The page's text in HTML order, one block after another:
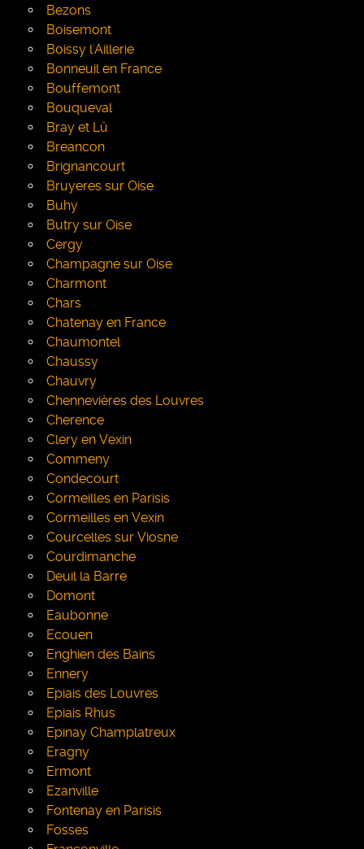
Bezons
Boisemont
Boissy l'Aillerie
Bonneuil en France
Bouffemont
Bouqueval
Bray et Lû
Breancon
Brignancourt
Bruyeres sur Oise
Buhy
Butry sur Oise
Cergy
Champagne sur Oise
Charmont
Chars
Chatenay en France
Chaumontel
Chaussy
Chauvry
Chennevières des Louvres
Cherence
Clery en Vexin
Commeny
Condecourt
Cormeilles en Parisis
Cormeilles en Vexin
Courcelles sur Viosne
Courdimanche
Deuil la Barre
Domont
Eaubonne
Ecouen
Enghien des Bains
Ennery
Epiais des Louvres
Epiais Rhus
Epinay Champlatreux
Eragny
Ermont
Ezanville
Fontenay en Parisis
Fosses